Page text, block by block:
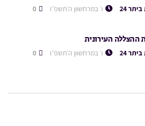
24 ו׳ במרחשוון ה׳תשפ״ו
ההצללה העירונית
24 ו׳ במרחשוון ה׳תשפ״ו